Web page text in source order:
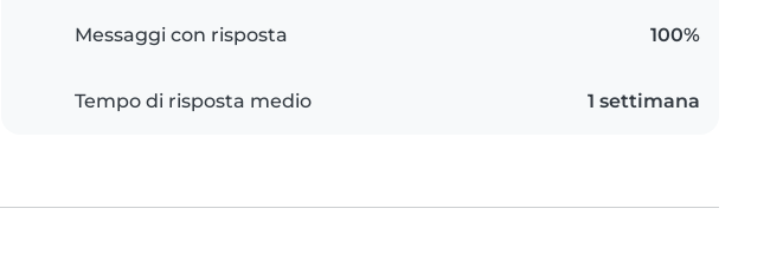
Messaggi con risposta 100%
Tempo di risposta medio 1 settimana